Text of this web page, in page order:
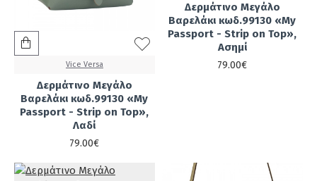
Vice Versa
Δερμάτινο Μεγάλο
Βαρελάκι κωδ.99130 «My
Passport - Strip on Top»,
Λαδί
79.00€
Δερμάτινο Μεγάλο
Βαρελάκι κωδ.99130 «My
Passport - Strip on Top»,
Ασημί
79.00€